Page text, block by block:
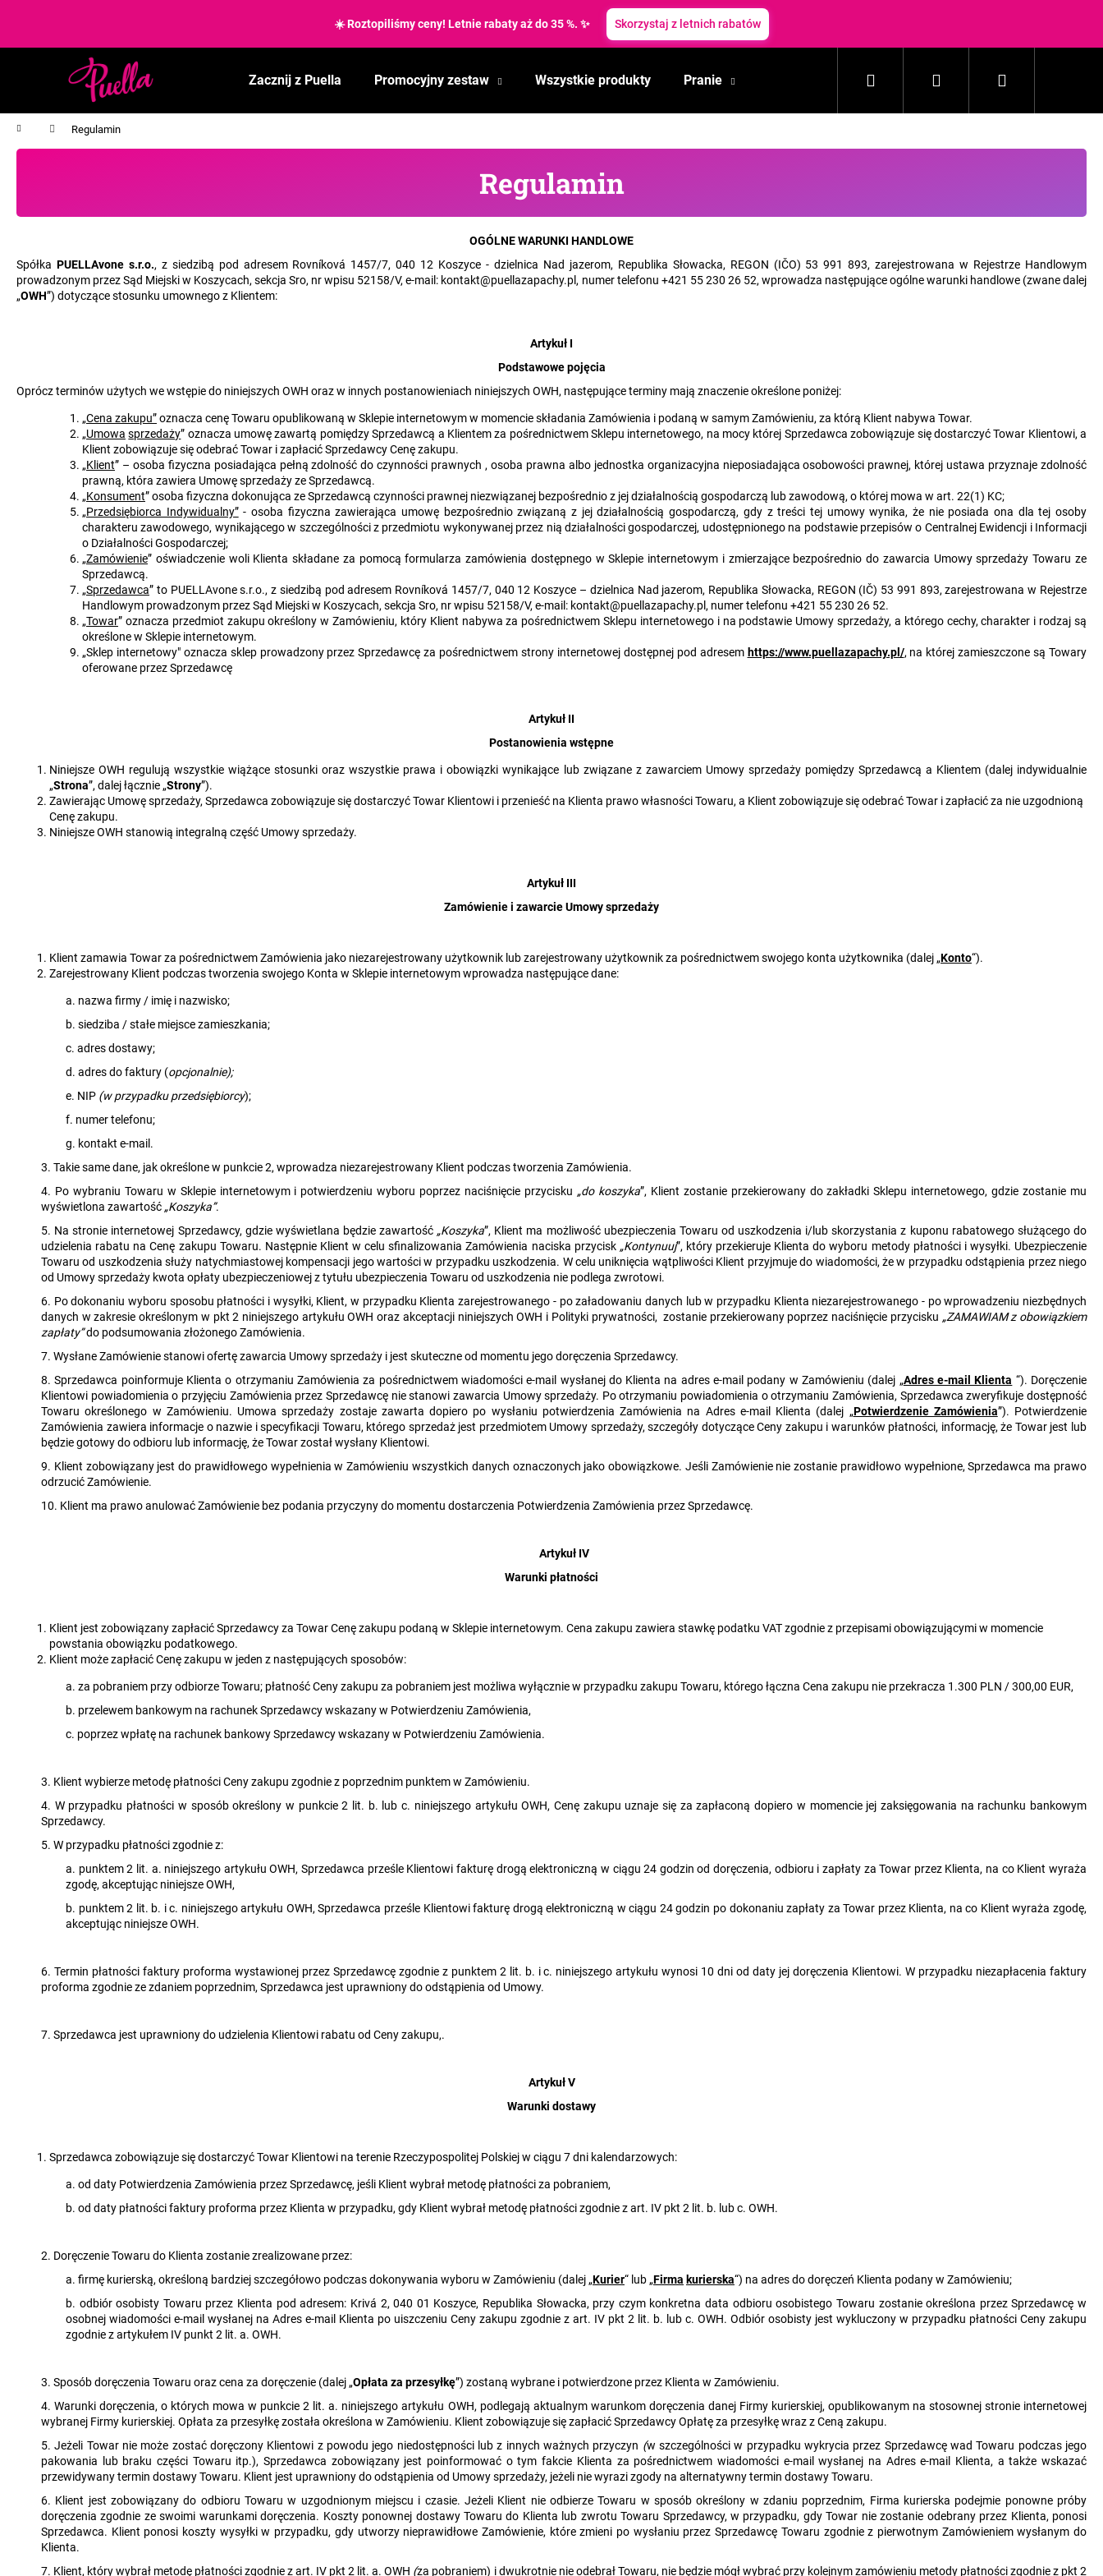
☀️ Roztopiliśmy ceny! Letnie rabaty aż do 35 %. ✨ Skorzystaj z letnich rabatów
Zacznij z Puella Promocyjny zestaw Wszystkie produkty Pranie Gospodarstwo domowe Kosmetyki
Szukaj Zaloguj
się
Koszyk
Home Regulamin
Regulamin
OGÓLNE WARUNKI HANDLOWE
Spółka PUELLAvone s.r.o., z siedzibą pod adresem Rovníková 1457/7, 040 12 Koszyce - dzielnica Nad jazerom, Republika Słowacka, REGON (IČO) 53 991 893, zarejestrowana w Rejestrze Handlowym
prowadzonym przez Sąd Miejski w Koszycach, sekcja Sro, nr wpisu 52158/V, e-mail: kontakt@puellazapachy.pl, numer telefonu +421 55 230 26 52, wprowadza następujące ogólne warunki handlowe (zwane dalej
„OWH”) dotyczące stosunku umownego z Klientem:
Artykuł I
Podstawowe pojęcia
Oprócz terminów użytych we wstępie do niniejszych OWH oraz w innych postanowieniach niniejszych OWH, następujące terminy mają znaczenie określone poniżej:
„Cena zakupu”oznacza cenę Towaru opublikowaną w Sklepie internetowym w momencie składania Zamówienia i podaną w samym Zamówieniu, za którą Klient nabywa Towar.
„Umowa sprzedaży” oznacza umowę zawartą pomiędzy Sprzedawcą a Klientem za pośrednictwem Sklepu internetowego, na mocy której Sprzedawca zobowiązuje się dostarczyć Towar Klientowi, a
Klient zobowiązuje się odebrać Towar i zapłacić Sprzedawcy Cenę zakupu.
„Klient” – osoba fizyczna posiadająca pełną zdolność do czynności prawnych , osoba prawna albo jednostka organizacyjna nieposiadająca osobowości prawnej, której ustawa przyznaje zdolność
prawną, która zawiera Umowę sprzedaży ze Sprzedawcą.
„Konsument” osoba fizyczna dokonująca ze Sprzedawcą czynności prawnej niezwiązanej bezpośrednio z jej działalnością gospodarczą lub zawodową, o której mowa w art. 22(1) KC;
„Przedsiębiorca Indywidualny”- osoba fizyczna zawierająca umowę bezpośrednio związaną z jej działalnością gospodarczą, gdy z treści tej umowy wynika, że nie posiada ona dla tej osoby
charakteru zawodowego, wynikającego w szczególności z przedmiotu wykonywanej przez nią działalności gospodarczej, udostępnionego na podstawie przepisów o Centralnej Ewidencji i Informacji
o Działalności Gospodarczej;
„Zamówienie” oświadczenie woli Klienta składane za pomocą formularza zamówienia dostępnego w Sklepie internetowym i zmierzające bezpośrednio do zawarcia Umowy sprzedaży Towaru ze
Sprzedawcą.
„Sprzedawca” to PUELLAvone s.r.o., z siedzibą pod adresem Rovníková 1457/7, 040 12 Koszyce – dzielnica Nad jazerom, Republika Słowacka, REGON (IČ) 53 991 893, zarejestrowana w Rejestrze
Handlowym prowadzonym przez Sąd Miejski w Koszycach, sekcja Sro, nr wpisu 52158/V, e-mail: kontakt@puellazapachy.pl, numer telefonu +421 55 230 26 52.
„Towar” oznacza przedmiot zakupu określony w Zamówieniu, który Klient nabywa za pośrednictwem Sklepu internetowego i na podstawie Umowy sprzedaży, a którego cechy, charakter i rodzaj są
określone w Sklepie internetowym.
„Sklep internetowy" oznacza sklep prowadzony przez Sprzedawcę za pośrednictwem strony internetowej dostępnej pod adresem https://www.puellazapachy.pl/, na której zamieszczone są Towary
oferowane przez Sprzedawcę
Artykuł II
Postanowienia wstępne
Niniejsze OWH regulują wszystkie wiążące stosunki oraz wszystkie prawa i obowiązki wynikające lub związane z zawarciem Umowy sprzedaży pomiędzy Sprzedawcą a Klientem (dalej indywidualnie
„Strona”, dalej łącznie „Strony”).
Zawierając Umowę sprzedaży, Sprzedawca zobowiązuje się dostarczyć Towar Klientowi i przenieść na Klienta prawo własności Towaru, a Klient zobowiązuje się odebrać Towar i zapłacić za nie uzgodnioną
Cenę zakupu.
Niniejsze OWH stanowią integralną część Umowy sprzedaży.
Artykuł III
Zamówienie i zawarcie Umowy sprzedaży
Klient zamawia Towar za pośrednictwem Zamówienia jako niezarejestrowany użytkownik lub zarejestrowany użytkownik za pośrednictwem swojego konta użytkownika (dalej „Konto“).
Zarejestrowany Klient podczas tworzenia swojego Konta w Sklepie internetowym wprowadza następujące dane:
a. nazwa firmy / imię i nazwisko;
b. siedziba / stałe miejsce zamieszkania;
c. adres dostawy;
d. adres do faktury (opcjonalnie);
e. NIP (w przypadku przedsiębiorcy);
f. numer telefonu;
g. kontakt e-mail.
3. Takie same dane, jak określone w punkcie 2, wprowadza niezarejestrowany Klient podczas tworzenia Zamówienia.
4. Po wybraniu Towaru w Sklepie internetowym i potwierdzeniu wyboru poprzez naciśnięcie przycisku „do koszyka”, Klient zostanie przekierowany do zakładki Sklepu internetowego, gdzie zostanie mu
wyświetlona zawartość „Koszyka”.
5. Na stronie internetowej Sprzedawcy, gdzie wyświetlana będzie zawartość „Koszyka”, Klient ma możliwość ubezpieczenia Towaru od uszkodzenia i/lub skorzystania z kuponu rabatowego służącego do
udzielenia rabatu na Cenę zakupu Towaru. Następnie Klient w celu sfinalizowania Zamówienia naciska przycisk„Kontynuuj”, który przekieruje Klienta do wyboru metody płatności i wysyłki. Ubezpieczenie
Towaru od uszkodzenia służy natychmiastowej kompensacji jego wartości w przypadku uszkodzenia. W celu uniknięcia wątpliwości Klient przyjmuje do wiadomości, że w przypadku odstąpienia przez niego
od Umowy sprzedaży kwota opłaty ubezpieczeniowej z tytułu ubezpieczenia Towaru od uszkodzenia nie podlega zwrotowi.
6. Po dokonaniu wyboru sposobu płatności i wysyłki, Klient, w przypadku Klienta zarejestrowanego - po załadowaniu danych lub w przypadku Klienta niezarejestrowanego - po wprowadzeniu niezbędnych
danych w zakresie określonym w pkt 2 niniejszego artykułu OWH oraz akceptacji niniejszych OWH i Polityki prywatności, zostanie przekierowany poprzez naciśnięcie przycisku „ZAMAWIAM z obowiązkiem
zapłaty”do podsumowania złożonego Zamówienia.
7. Wysłane Zamówienie stanowi ofertę zawarcia Umowy sprzedaży i jest skuteczne od momentu jego doręczenia Sprzedawcy.
8. Sprzedawca poinformuje Klienta o otrzymaniu Zamówienia za pośrednictwem wiadomości e-mail wysłanej do Klienta na adres e-mail podany w Zamówieniu (dalej „Adres e-mail Klienta “). Doręczenie
Klientowi powiadomienia o przyjęciu Zamówienia przez Sprzedawcę nie stanowi zawarcia Umowy sprzedaży. Po otrzymaniu powiadomienia o otrzymaniu Zamówienia, Sprzedawca zweryfikuje dostępność
Towaru określonego w Zamówieniu. Umowa sprzedaży zostaje zawarta dopiero po wysłaniu potwierdzenia Zamówienia na Adres e-mail Klienta (dalej „Potwierdzenie Zamówienia”). Potwierdzenie
Zamówienia zawiera informacje o nazwie i specyfikacji Towaru, którego sprzedaż jest przedmiotem Umowy sprzedaży, szczegóły dotyczące Ceny zakupu i warunków płatności, informację, że Towar jest lub
będzie gotowy do odbioru lub informację, że Towar został wysłany Klientowi.
9. Klient zobowiązany jest do prawidłowego wypełnienia w Zamówieniu wszystkich danych oznaczonych jako obowiązkowe. Jeśli Zamówienie nie zostanie prawidłowo wypełnione, Sprzedawca ma prawo
odrzucić Zamówienie.
10. Klient ma prawo anulować Zamówienie bez podania przyczyny do momentu dostarczenia Potwierdzenia Zamówienia przez Sprzedawcę.
Artykuł IV
Warunki płatności
Klient jest zobowiązany zapłacić Sprzedawcy za Towar Cenę zakupu podaną w Sklepie internetowym. Cena zakupu zawiera stawkę podatku VAT zgodnie z przepisami obowiązującymi w momencie
powstania obowiązku podatkowego.
Klient może zapłacić Cenę zakupu w jeden z następujących sposobów:
a. za pobraniem przy odbiorze Towaru; płatność Ceny zakupu za pobraniem jest możliwa wyłącznie w przypadku zakupu Towaru, którego łączna Cena zakupu nie przekracza 1.300 PLN / 300,00 EUR,
b. przelewem bankowym na rachunek Sprzedawcy wskazany w Potwierdzeniu Zamówienia,
c. poprzez wpłatę na rachunek bankowy Sprzedawcy wskazany w Potwierdzeniu Zamówienia.
3. Klient wybierze metodę płatności Ceny zakupu zgodnie z poprzednim punktem w Zamówieniu.
4. W przypadku płatności w sposób określony w punkcie 2 lit. b. lub c. niniejszego artykułu OWH, Cenę zakupu uznaje się za zapłaconą dopiero w momencie jej zaksięgowania na rachunku bankowym
Sprzedawcy.
5. W przypadku płatności zgodnie z:
a. punktem 2 lit. a. niniejszego artykułu OWH, Sprzedawca prześle Klientowi fakturę drogą elektroniczną w ciągu 24 godzin od doręczenia, odbioru i zapłaty za Towar przez Klienta, na co Klient wyraża
zgodę, akceptując niniejsze OWH,
b. punktem 2 lit. b. i c. niniejszego artykułu OWH, Sprzedawca prześle Klientowi fakturę drogą elektroniczną w ciągu 24 godzin po dokonaniu zapłaty za Towar przez Klienta, na co Klient wyraża zgodę,
akceptując niniejsze OWH.
6. Termin płatności faktury proforma wystawionej przez Sprzedawcę zgodnie z punktem 2 lit. b. i c. niniejszego artykułu wynosi 10 dni od daty jej doręczenia Klientowi. W przypadku niezapłacenia faktury
proforma zgodnie ze zdaniem poprzednim, Sprzedawca jest uprawniony do odstąpienia od Umowy.
7. Sprzedawca jest uprawniony do udzielenia Klientowi rabatu od Ceny zakupu,.
Artykuł V
Warunki dostawy
Sprzedawca zobowiązuje się dostarczyć Towar Klientowi na terenie Rzeczypospolitej Polskiej w ciągu 7 dni kalendarzowych:
a. od daty Potwierdzenia Zamówienia przez Sprzedawcę, jeśli Klient wybrał metodę płatności za pobraniem,
b. od daty płatności faktury proforma przez Klienta w przypadku, gdy Klient wybrał metodę płatności zgodnie z art. IV pkt 2 lit. b. lub c. OWH.
2. Doręczenie Towaru do Klienta zostanie zrealizowane przez:
a. firmę kurierską, określoną bardziej szczegółowo podczas dokonywania wyboru w Zamówieniu (dalej „Kurier“ lub „Firma kurierska“) na adres do doręczeń Klienta podany w Zamówieniu;
b. odbiór osobisty Towaru przez Klienta pod adresem: Krivá 2, 040 01 Koszyce, Republika Słowacka, przy czym konkretna data odbioru osobistego Towaru zostanie określona przez Sprzedawcę w
osobnej wiadomości e-mail wysłanej na Adres e-mail Klienta po uiszczeniu Ceny zakupu zgodnie z art. IV pkt 2 lit. b. lub c. OWH. Odbiór osobisty jest wykluczony w przypadku płatności Ceny zakupu
zgodnie z artykułem IV punkt 2 lit. a. OWH.
3. Sposób doręczenia Towaru oraz cena za doręczenie (dalej „Opłata za przesyłkę”) zostaną wybrane i potwierdzone przez Klienta w Zamówieniu.
4. Warunki doręczenia, o których mowa w punkcie 2 lit. a. niniejszego artykułu OWH, podlegają aktualnym warunkom doręczenia danej Firmy kurierskiej, opublikowanym na stosownej stronie internetowej
wybranej Firmy kurierskiej. Opłata za przesyłkę została określona w Zamówieniu. Klient zobowiązuje się zapłacić Sprzedawcy Opłatę za przesyłkę wraz z Ceną zakupu.
5. Jeżeli Towar nie może zostać doręczony Klientowi z powodu jego niedostępności lub z innych ważnych przyczyn (w szczególności w przypadku wykrycia przez Sprzedawcę wad Towaru podczas jego
pakowania lub braku części Towaru itp.), Sprzedawca zobowiązany jest poinformować o tym fakcie Klienta za pośrednictwem wiadomości e-mail wysłanej na Adres e-mail Klienta, a także wskazać
przewidywany termin dostawy Towaru. Klient jest uprawniony do odstąpienia od Umowy sprzedaży, jeżeli nie wyrazi zgody na alternatywny termin dostawy Towaru.
6. Klient jest zobowiązany do odbioru Towaru w uzgodnionym miejscu i czasie. Jeżeli Klient nie odbierze Towaru w sposób określony w zdaniu poprzednim, Firma kurierska podejmie ponowne próby
doręczenia zgodnie ze swoimi warunkami doręczenia. Koszty ponownej dostawy Towaru do Klienta lub zwrotu Towaru Sprzedawcy, w przypadku, gdy Towar nie zostanie odebrany przez Klienta, ponosi
Sprzedawca. Klient ponosi koszty wysyłki w przypadku, gdy utworzy nieprawidłowe Zamówienie, które zmieni po wysłaniu przez Sprzedawcę Towaru zgodnie z pierwotnym Zamówieniem wysłanym do
Klienta.
7. Klient, który wybrał metodę płatności zgodnie z art. IV pkt 2 lit. a. OWH (za pobraniem) i dwukrotnie nie odebrał Towaru, nie będzie mógł wybrać przy kolejnym zamówieniu metody płatności zgodnie z pkt 2
s
k
powrotem
powrotem
Czego szukasz?